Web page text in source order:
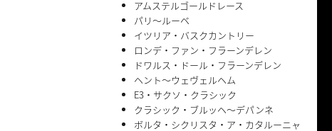
アムステルゴールドレース
パリ〜ルーベ
イツリア・バスクカントリー
ロンデ・ファン・フラーンデレン
ドワルス・ドール・フラーンデレン
ヘント〜ウェヴェルヘム
E3・サクソ・クラシック
クラシック・ブルッヘ〜デパンネ
ボルタ・シクリスタ・ア・カタルーニャ